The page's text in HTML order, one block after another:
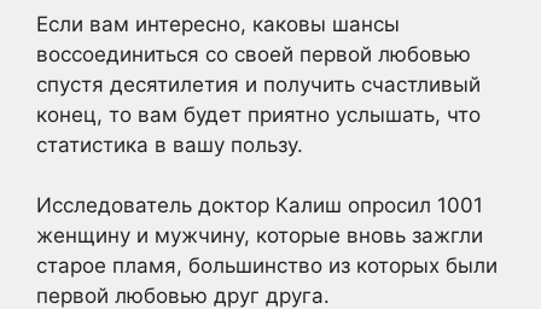
Если вам интересно, каковы шансы
воссоединиться со своей первой любовью
спустя десятилетия и получить счастливый
конец, то вам будет приятно услышать, что
статистика в вашу пользу.
Исследователь доктор Калиш опросил 1001
женщину и мужчину, которые вновь зажгли
старое пламя, большинство из которых были
первой любовью друг друга.